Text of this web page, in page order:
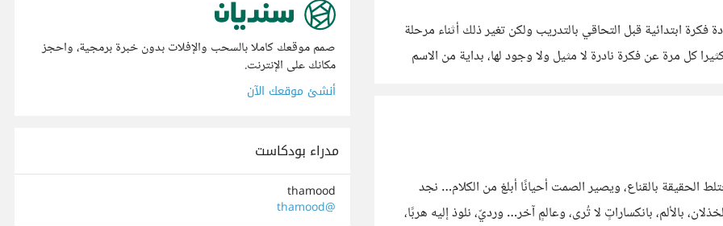
ابتدائية قبل التحاقي بالتدريب ولكن تغير ذلك أثناء مرحلة
كل مرة عن فكرة نادرة لا مثيل ولا وجود لها، بداية من الاسم
منا من طريقة
بالقناع، ويصير الصمت أحيانًا أبلغ من الكلام… نجد
بالألم، بانكساراتٍ لا تُرى، وعالمٍ آخر… ورديّ، نلوذ إليه هربًا،
صمم موقعك كاملا بالسحب والإفلات بدون خبرة برمجية، واحجز
مكانك على الإنترنت.
أنشئ موقعك الآن
مدراء بودكاست
thamood
@thamood